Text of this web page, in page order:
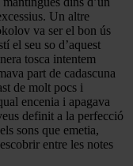
Un altre
va ser el bon ús
el seu so d’aquest
tosca intentem
part de cadascuna
de molt pocs i
encenia i apagava
definit a la perfecció
sons que emetia,
entre les notes